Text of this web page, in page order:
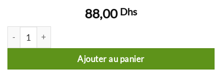
88,00 Dhs
quantité de Mgd Fumeterre 120 gélules
Ajouter au panier